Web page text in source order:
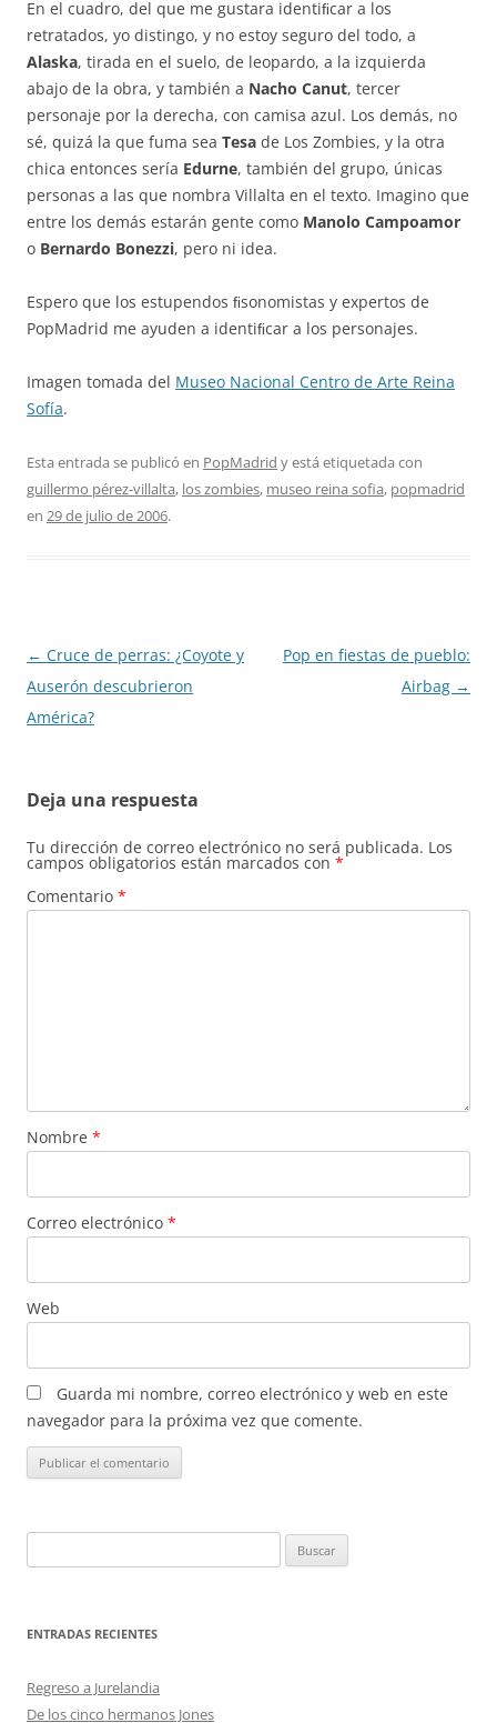
En el cuadro, del que me gustara identiﬁcar a los
retratados, yo distingo, y no estoy seguro del todo, a
Alaska, tirada en el suelo, de leopardo, a la izquierda
abajo de la obra, y también a Nacho Canut, tercer
personaje por la derecha, con camisa azul. Los demás, no
sé, quizá la que fuma sea Tesa de Los Zombies, y la otra
chica entonces sería Edurne, también del grupo, únicas
personas a las que nombra Villalta en el texto. Imagino que
entre los demás estarán gente como Manolo Campoamor
o Bernardo Bonezzi, pero ni idea.
Espero que los estupendos ﬁsonomistas y expertos de
PopMadrid me ayuden a identiﬁcar a los personajes.
Imagen tomada del Museo Nacional Centro de Arte Reina
Sofía.
Esta entrada se publicó en PopMadrid y está etiquetada con
guillermo pérez-villalta, los zombies, museo reina sofia, popmadrid
en 29 de julio de 2006.
Navegación
de
entradas
← Cruce de perras: ¿Coyote y
Auserón descubrieron
América?
Pop en fiestas de pueblo:
Airbag →
Deja una respuesta
Tu dirección de correo electrónico no será publicada. Los
campos obligatorios están marcados con *
Comentario *
Nombre *
Correo electrónico *
Web
Guarda mi nombre, correo electrónico y web en este
navegador para la próxima vez que comente.
ENTRADAS RECIENTES
Regreso a Jurelandia
De los cinco hermanos Jones